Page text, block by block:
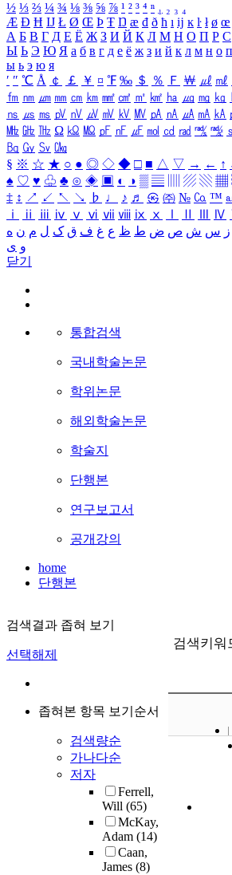
½ ⅓ ⅔ ¼ ¾ ⅛ ⅜ ⅝ ⅞ ¹ ² ³ ⁴ ⁿ ₁ ₂ ₃ ₄
Æ Ð Ħ Ĳ Ł Ø Œ Þ Ŧ Ŋ æ đ ð ħ ı ĳ ĸ ŀ ł ø œ
А Б В Г Д Е Ё Ж З И Й К Л М Н О П Р С
Ы Ь Э Ю Я а б в г д е ё ж з и й к л м н о п
ы ь э ю я
′ ″ ℃ Å ￠ ￡ ￥ ¤ ℉ ‰ ＄ ％ Ｆ ￦ ㎕ ㎖
㎙ ㎚ ㎛ ㎜ ㎝ ㎞ ㎟ ㎠ ㎡ ㎢ ㏊ ㎍ ㎎ ㎏
㎱ ㎲ ㎳ ㎴ ㎵ ㎶ ㎷ ㎸ ㎹ ㎀ ㎁ ㎂ ㎃ ㎄
㎒ ㎓ ㎔ Ω ㏀ ㏁ ㎊ ㎋ ㎌ ㏖ ㏅ ㎭ ㎮ ㎯
㏃ ㏉ ㏜ ㏆
§ ※ ☆ ★ ○ ● ◎ ◇ ◆ □ ■ △ ▽ → ← ↑
♠ ♡ ♥ ♧ ♣ ⊙ ◈ ▣ ◐ ◑ ▒ ▤ ▨ ▧ ▦
‡ ↕ ↗ ↙ ↖ ↘ ♭ ♩ ♪ ♬ ㉿ ㈜ № ㏇ ™
ⅰ
ⅱ ⅲ ⅳ ⅴ ⅵ ⅶ ⅷ ⅸ ⅹ Ⅳ
ز س ش ص ض ط ظ ع غ ف ق ک ل م ن ه
و ی
닫기
통합검색
국내학술논문
학위논문
해외학술논문
학술지
단행본
연구보고서
공개강의
home
단행본
검색결과 좁혀 보기
선택해제
좁혀본 항목 보기순서
검색량순
가나다순
저자
Ferrell,
Will (65)
McKay,
Adam (14)
Caan,
James (8)
검색키워